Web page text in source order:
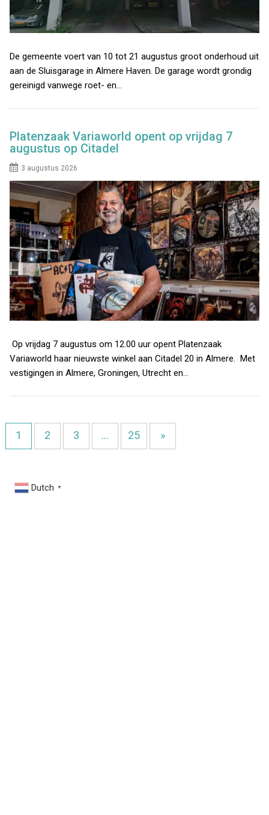
De gemeente voert van 10 tot 21 augustus groot onderhoud uit
aan de Sluisgarage in Almere Haven. De garage wordt grondig
gereinigd vanwege roet- en…
Platenzaak Variaworld opent op vrijdag 7
augustus op Citadel
3 augustus 2026
Op vrijdag 7 augustus om 12.00 uur opent Platenzaak
Variaworld haar nieuwste winkel aan Citadel 20 in Almere. Met
vestigingen in Almere, Groningen, Utrecht en…
1 2 3 … 25 »
Dutch ▼